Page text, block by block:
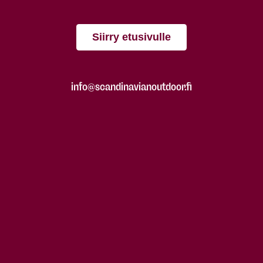
Siirry etusivulle
info@scandinavianoutdoor.fi